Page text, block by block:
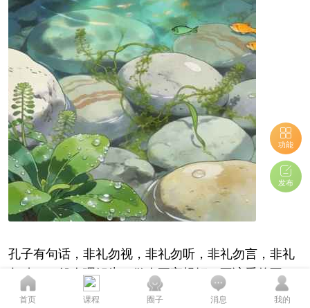
孔子有句话，非礼勿视，非礼勿听，非礼勿言，非礼
勿动。一般人理解为，做人要守规矩，不该看的不
看，不该听的不听，不该说的不说，不该做的不做。
您的态度至关重要...
功能
发布
首页 课程 圈子 消息 我的